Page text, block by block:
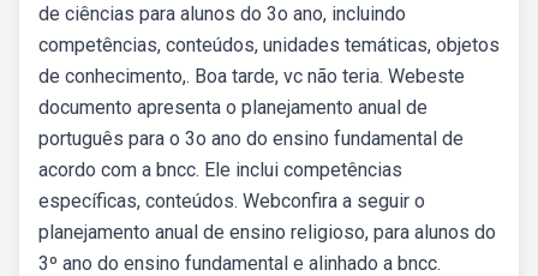
de ciências para alunos do 3o ano, incluindo
competências, conteúdos, unidades temáticas, objetos
de conhecimento,. Boa tarde, vc não teria. Webeste
documento apresenta o planejamento anual de
português para o 3o ano do ensino fundamental de
acordo com a bncc. Ele inclui competências
específicas, conteúdos. Webconfira a seguir o
planejamento anual de ensino religioso, para alunos do
3º ano do ensino fundamental e alinhado a bncc.